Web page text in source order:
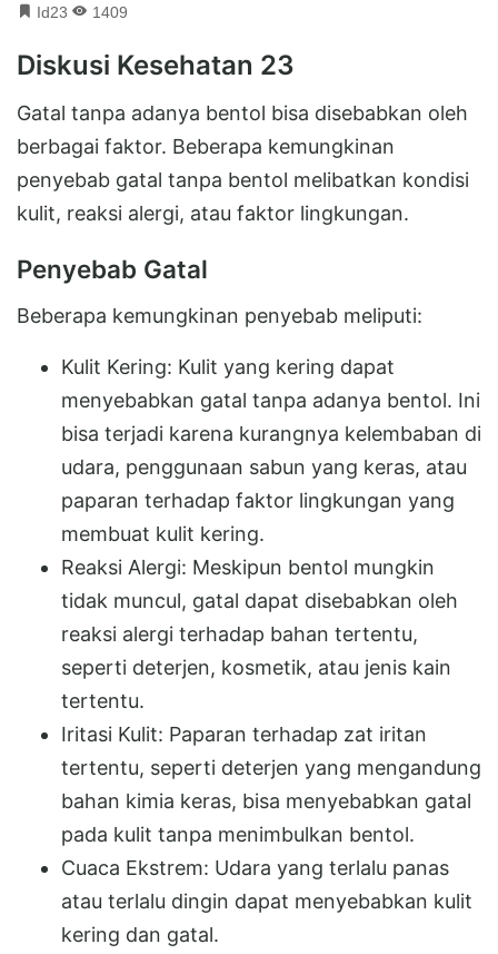
Id23 1409
Diskusi Kesehatan 23
Gatal tanpa adanya bentol bisa disebabkan oleh
berbagai faktor. Beberapa kemungkinan
penyebab gatal tanpa bentol melibatkan kondisi
kulit, reaksi alergi, atau faktor lingkungan.
Penyebab Gatal
Beberapa kemungkinan penyebab meliputi:
Kulit Kering: Kulit yang kering dapat
menyebabkan gatal tanpa adanya bentol. Ini
bisa terjadi karena kurangnya kelembaban di
udara, penggunaan sabun yang keras, atau
paparan terhadap faktor lingkungan yang
membuat kulit kering.
Reaksi Alergi: Meskipun bentol mungkin
tidak muncul, gatal dapat disebabkan oleh
reaksi alergi terhadap bahan tertentu,
seperti deterjen, kosmetik, atau jenis kain
tertentu.
Iritasi Kulit: Paparan terhadap zat iritan
tertentu, seperti deterjen yang mengandung
bahan kimia keras, bisa menyebabkan gatal
pada kulit tanpa menimbulkan bentol.
Cuaca Ekstrem: Udara yang terlalu panas
atau terlalu dingin dapat menyebabkan kulit
kering dan gatal.